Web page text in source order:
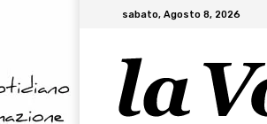
sabato, Agosto 8, 2026